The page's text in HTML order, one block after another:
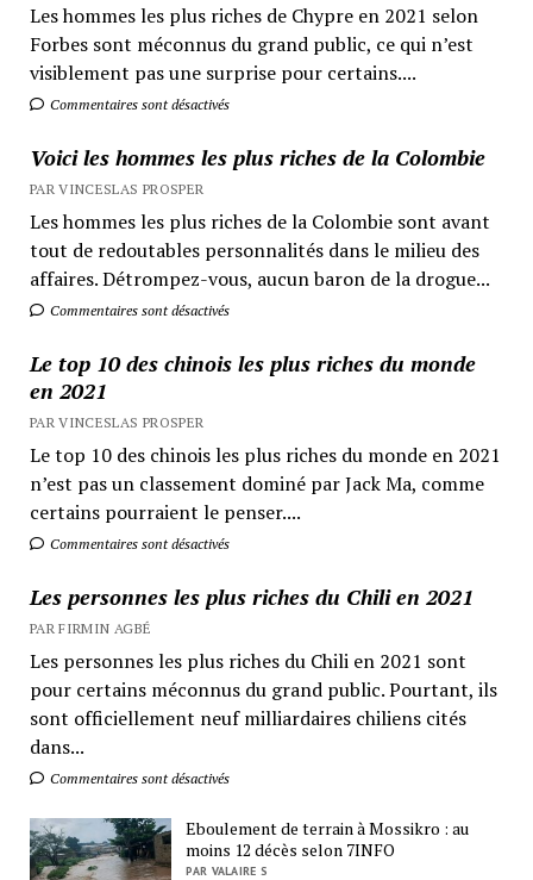
Les hommes les plus riches de Chypre en 2021 selon
Forbes sont méconnus du grand public, ce qui n’est
visiblement pas une surprise pour certains....
Commentaires sont désactivés
Voici les hommes les plus riches de la Colombie
PAR VINCESLAS PROSPER
Les hommes les plus riches de la Colombie sont avant
tout de redoutables personnalités dans le milieu des
affaires. Détrompez-vous, aucun baron de la drogue...
Commentaires sont désactivés
Le top 10 des chinois les plus riches du monde
en 2021
PAR VINCESLAS PROSPER
Le top 10 des chinois les plus riches du monde en 2021
n’est pas un classement dominé par Jack Ma, comme
certains pourraient le penser....
Commentaires sont désactivés
Les personnes les plus riches du Chili en 2021
PAR FIRMIN AGBÉ
Les personnes les plus riches du Chili en 2021 sont
pour certains méconnus du grand public. Pourtant, ils
sont officiellement neuf milliardaires chiliens cités
dans...
Commentaires sont désactivés
Eboulement de terrain à Mossikro : au
moins 12 décès selon 7INFO
PAR VALAIRE S